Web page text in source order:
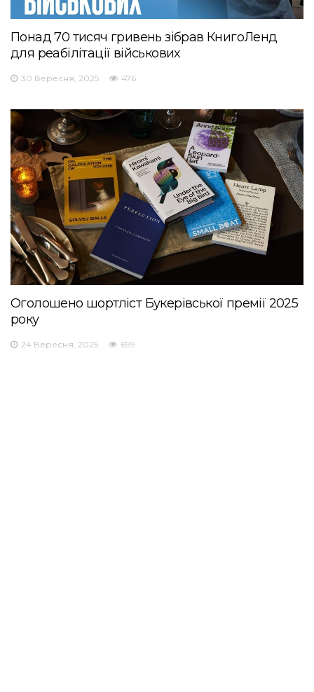
Понад 70 тисяч гривень зібрав КнигоЛенд
для реабілітації військових
30 Вересня, 2025 476
Оголошено шортліст Букерівської премії 2025
року
24 Вересня, 2025 699